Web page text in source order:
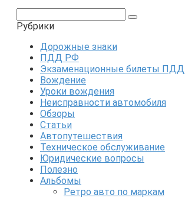
Рубрики
Дорожные знаки
ПДД РФ
Экзаменационные билеты
Вождение
Уроки вождения
Неисправности автомобиля
Обзоры
Статьи
Автопутешествия
Техническое обслуживание
Юридические вопросы
Полезно
Альбомы
Ретро авто по маркам